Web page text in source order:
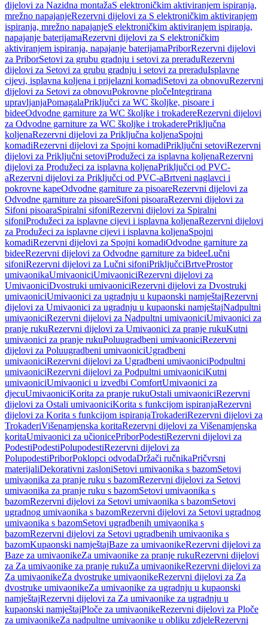
dijelovi za Nazidna montažaS elektroničkim aktiviranjem ispiranja,
mrežno napajanjeRezervni dijelovi za S elektroničkim aktiviranjem
ispiranja, mrežno napajanjeS elektroničkim aktiviranjem ispiranja,
napajanje baterijamaRezervni dijelovi za S elektroničkim
aktiviranjem ispiranja, napajanje baterijamaPriborRezervni dijelovi
za PriborSetovi za grubu gradnju i setovi za preraduRezervni
dijelovi za Setovi za grubu gradnju i setovi za preraduIsplavne
cijevi, isplavna koljena i prijelazni komadiSetovi za obnovuRezervni
dijelovi za Setovi za obnovuPokrovne pločeIntegrirana
upravljanjaPomagalaPriključci za WC školjke, pisoare i
bideeOdvodne garniture za WC školjke i trokadereRezervni dijelovi
za Odvodne garniture za WC školjke i trokaderePriključna
koljenaRezervni dijelovi za Priključna koljenaSpojni
komadiRezervni dijelovi za Spojni komadiPriključni setoviRezervni
dijelovi za Priključni setoviProdužeci za isplavna koljenaRezervni
dijelovi za Produžeci za isplavna koljenaPriključci od PVC-
aRezervni dijelovi za Priključci od PVC-aBrtveni naglavci i
pokrovne kapeOdvodne garniture za pisoareRezervni dijelovi za
Odvodne garniture za pisoareSifoni pisoaraRezervni dijelovi za
Sifoni pisoaraSpiralni sifoniRezervni dijelovi za Spiralni
sifoniProdužeci za isplavne cijevi i isplavna koljenaRezervni dijelovi
za Produžeci za isplavne cijevi i isplavna koljenaSpojni
komadiRezervni dijelovi za Spojni komadiOdvodne garniture za
bideeRezervni dijelovi za Odvodne garniture za bideeLučni
sifoniRezervni dijelovi za Lučni sifoniPriključciBrtveProstor
umivaonikaUmivaoniciUmivaoniciRezervni dijelovi za
UmivaoniciDvostruki umivaoniciRezervni dijelovi za Dvostruki
umivaoniciUmivaonici za ugradnju u kupaonski namještajRezervni
dijelovi za Umivaonici za ugradnju u kupaonski namještajNadpultni
umivaoniciRezervni dijelovi za Nadpultni umivaoniciUmivaonici za
pranje rukuRezervni dijelovi za Umivaonici za pranje rukuKutni
umivaonici za pranje rukuPoluugradbeni umivaoniciRezervni
dijelovi za Poluugradbeni umivaoniciUgradbeni
umivaoniciRezervni dijelovi za Ugradbeni umivaoniciPodpultni
umivaoniciRezervni dijelovi za Podpultni umivaoniciKutni
umivaoniciUmivaonici u izvedbi ComfortUmivaonici za
djecuUmivaoniciKorita za pranje rukuOstali umivaoniciRezervni
dijelovi za Ostali umivaoniciKorita s funkcijom ispiranjaRezervni
dijelovi za Korita s funkcijom ispiranjaTrokaderiRezervni dijelovi za
TrokaderiVišenamjenska koritaRezervni dijelovi za Višenamjenska
koritaUmivaonici za učionicePriborPodestiRezervni dijelovi za
PodestiPodestiPolupodestiRezervni dijelovi za
PolupodestiPriborPoklopci odvodaDržači ručnikaPričvrsni
materijaliDekorativni zasloniSetovi umivaonika s bazomSetovi
umivaonika za pranje ruku s bazomRezervni dijelovi za Setovi
umivaonika za pranje ruku s bazomSetovi umivaonika s
bazomRezervni dijelovi za Setovi umivaonika s bazomSetovi
ugradnog umivaonika s bazomRezervni dijelovi za Setovi ugradnog
umivaonika s bazomSetovi ugradbenih umivaonika s
bazomRezervni dijelovi za Setovi ugradbenih umivaonika s
bazomKupaonski namještajBaze za umivaonikeRezervni dijelovi za
Baze za umivaonikeZa umivaonike za pranje rukuRezervni dijelovi
za Za umivaonike za pranje rukuZa umivaonikeRezervni dijelovi za
Za umivaonikeZa dvostruke umivaonikeRezervni dijelovi za Za
dvostruke umivaonikeZa umivaonike za ugradnju u kupaonski
namještajRezervni dijelovi za Za umivaonike za ugradnju u
kupaonski namještajPloče za umivaonikeRezervni dijelovi za Ploče
za umivaonikeZa nadpultne umivaonike u obliku zdjeleRezervni